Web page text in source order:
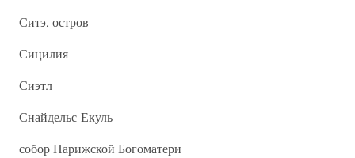
Ситэ, остров
Сицилия
Сиэтл
Снайдельс-Екуль
собор Парижской Богоматери